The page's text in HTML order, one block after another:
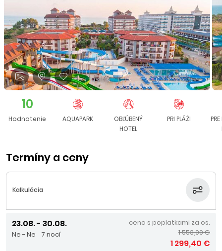
10
Hodnotenie AQUAPARK
OBĽÚBENÝ
HOTEL
PRI PLÁŽI
Termíny a ceny
Kalkulácia
23.08. - 30.08.
Ne - Ne 7 nocí
cena s poplatkami za os.
1 553,00 €
1 299,40 €